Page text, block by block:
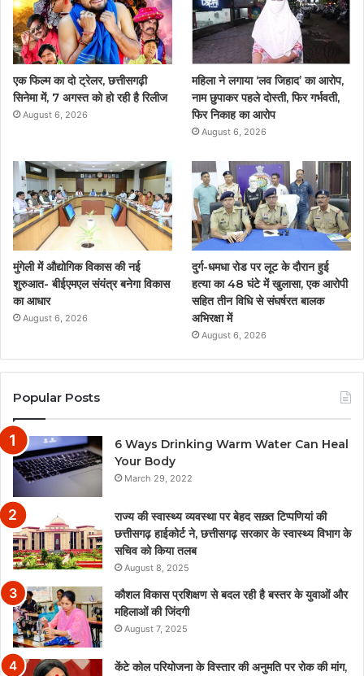
o
o
k
e
r
b
e
g
r
a
m
एक फिल्म का दो ट्रेलर, छत्तीसगढ़ी
सिनेमा में, 7 अगस्त को हो रही है रिलीज
August 6, 2026
महिला ने लगाया ‘लव जिहाद’ का आरोप,
नाम छुपाकर पहले दोस्ती, फिर गर्भवती,
फिर निकाह का आरोप
August 6, 2026
मुंगेली में औद्योगिक विकास की नई
शुरुआत- बीईएमएल संयंत्र बनेगा विकास
का आधार
August 6, 2026
दुर्ग-धमधा रोड पर लूट के दौरान हुई
हत्या का 48 घंटे में खुलासा, एक आरोपी
सहित तीन विधि से संघर्षरत बालक
अभिरक्षा में
August 6, 2026
Popular Posts
6 Ways Drinking Warm Water Can Heal
Your Body
March 29, 2022
राज्य की स्वास्थ्य व्यवस्था पर बेहद सख़्त टिप्पणियां की
छत्तीसगढ़ हाईकोर्ट ने, छत्तीसगढ़ सरकार के स्वास्थ्य विभाग के
सचिव को किया तलब
August 8, 2025
कौशल विकास प्रशिक्षण से बदल रही है बस्तर के युवाओं और
महिलाओं की जिंदगी
August 7, 2025
केंटे कोल परियोजना के विस्तार की अनुमति पर रोक की मांग,